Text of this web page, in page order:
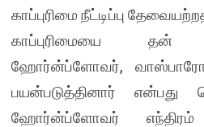
காப்புரிமை நீட்டிப்பு
காப்புரிமையை தன்
ஹோர்ன்ப்ளோவர்,
பயன்படுத்தினார் என்பது
ஹோர்ன்ப்ளோவர் எந்திரம்